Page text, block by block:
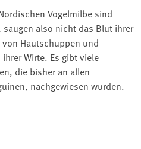
Vogelmilbe sind
saugen also nicht das Blut ihrer
Hautschuppen und
Wirte. Es gibt viele
die bisher an allen
nachgewiesen wurden.